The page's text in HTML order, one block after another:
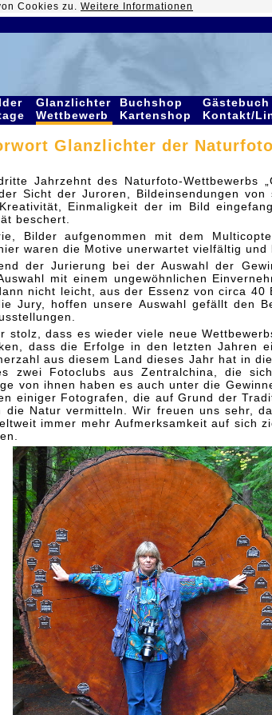
Cookies zu. Weitere Informationen
Glanzlichter
Wettbewerb
Buchshop
Kartenshop
Gästebuch
Kontakt/
Glanzlichter der
Jahrzehnt des Naturfoto-Wettbewerbs
Sicht der Juroren, Bildeinsendungen von
Einmaligkeit der im Bild
beschert.
Bilder aufgenommen mit dem
waren die Motive unerwartet vielfältig und
der Jurierung bei der Auswahl der
mit einem ungewöhnlichen
nicht leicht, aus der Essenz von circa 40
Jury, hoffen unsere Auswahl gefällt den
stolz, dass es wieder viele neue
dass die Erfolge in den letzten Jahren
aus diesem Land dieses Jahr hat in
zwei Fotoclubs aus Zentralchina, die
von ihnen haben es auch unter die
einiger Fotografen, die auf Grund der
die Natur vermitteln. Wir freuen uns sehr,
immer mehr Aufmerksamkeit auf sich